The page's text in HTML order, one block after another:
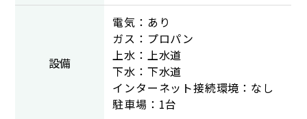
設備
電気：あり
ガス：プロパン
上水：上水道
下水：下水道
インターネット接続環境：なし
駐車場：1台